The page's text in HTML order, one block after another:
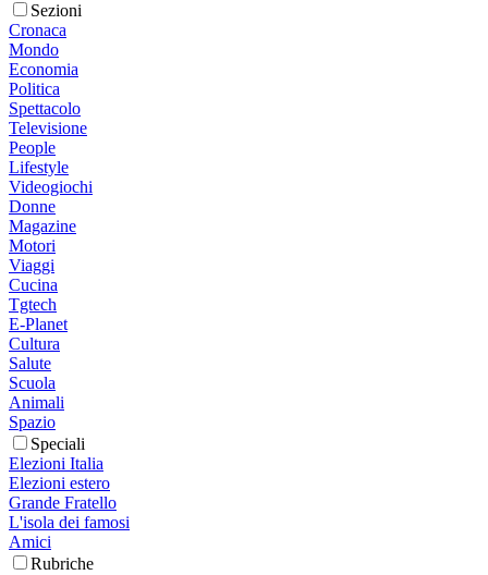
Sezioni
Cronaca
Mondo
Economia
Politica
Spettacolo
Televisione
People
Lifestyle
Videogiochi
Donne
Magazine
Motori
Viaggi
Cucina
Tgtech
E-Planet
Cultura
Salute
Scuola
Animali
Spazio
Speciali
Elezioni Italia
Elezioni estero
Grande Fratello
L'isola dei famosi
Amici
Rubriche